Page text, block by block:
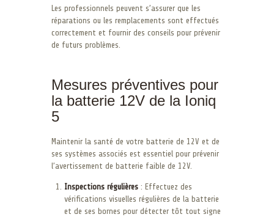
Les professionnels peuvent s’assurer que les
réparations ou les remplacements sont effectués
correctement et fournir des conseils pour prévenir
de futurs problèmes.
Mesures préventives pour
la batterie 12V de la Ioniq
5
Maintenir la santé de votre batterie de 12V et de
ses systèmes associés est essentiel pour prévenir
l’avertissement de batterie faible de 12V.
Inspections régulières : Effectuez des
vérifications visuelles régulières de la batterie
et de ses bornes pour détecter tôt tout signe